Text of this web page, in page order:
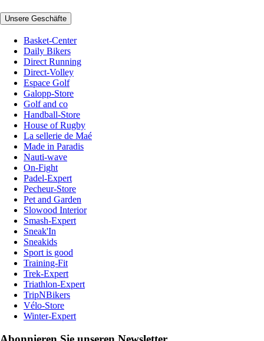
Unsere Geschäfte
Basket-Center
Daily Bikers
Direct Running
Direct-Volley
Espace Golf
Galopp-Store
Golf and co
Handball-Store
House of Rugby
La sellerie de Maé
Made in Paradis
Nauti-wave
On-Fight
Padel-Expert
Pecheur-Store
Pet and Garden
Slowood Interior
Smash-Expert
Sneak'In
Sneakids
Sport is good
Training-Fit
Trek-Expert
Triathlon-Expert
TripNBikers
Vélo-Store
Winter-Expert